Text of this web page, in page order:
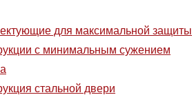
для максимальной защиты
с минимальным сужением
стальной двери